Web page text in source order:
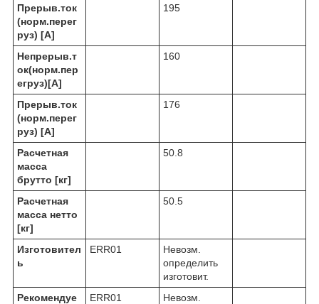
Прерыв.ток
(норм.перег
руз) [A]
195
Непрерыв.т
ок(норм.пер
егруз)[A]
160
Прерыв.ток
(норм.перег
руз) [A]
176
Расчетная
масса
брутто [кг]
50.8
Расчетная
масса нетто
[кг]
50.5
Изготовител
ь
ERR01
Невозм.
определить
изготовит.
Рекомендуе
ERR01
Невозм.